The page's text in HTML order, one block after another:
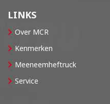
LINKS
Over MCR
Kenmerken
Meeneemheftruck
Service